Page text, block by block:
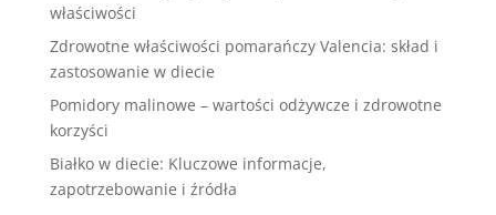
właściwości
Zdrowotne właściwości pomarańczy Valencia: skład i
zastosowanie w diecie
Pomidory malinowe – wartości odżywcze i zdrowotne
korzyści
Białko w diecie: Kluczowe informacje,
zapotrzebowanie i źródła